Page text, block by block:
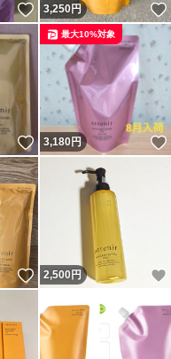
いいね！
3,250円
いいね！
3,180円
最大10%対象
いいね！
2,500 円